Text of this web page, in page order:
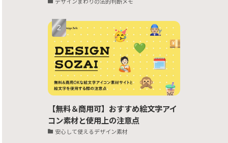
【無料＆商用可】おすすめ絵文字アイ
コン素材と使用上の注意点
安心して使えるデザイン素材